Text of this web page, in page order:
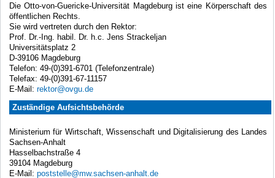
Die Otto-von-Guericke-Universität Magdeburg ist eine Körperschaft des
öffentlichen Rechts.
Sie wird vertreten durch den Rektor:
Prof. Dr.-Ing. habil. Dr. h.c. Jens Strackeljan
Universitätsplatz 2
D-39106 Magdeburg
Telefon: 49-(0)391-6701 (Telefonzentrale)
Telefax: 49-(0)391-67-11157
E-Mail: rektor@ovgu.de
Zuständige Aufsichtsbehörde
Ministerium für Wirtschaft, Wissenschaft und Digitalisierung des Landes
Sachsen-Anhalt
Hasselbachstraße 4
39104 Magdeburg
E-Mail: poststelle@mw.sachsen-anhalt.de